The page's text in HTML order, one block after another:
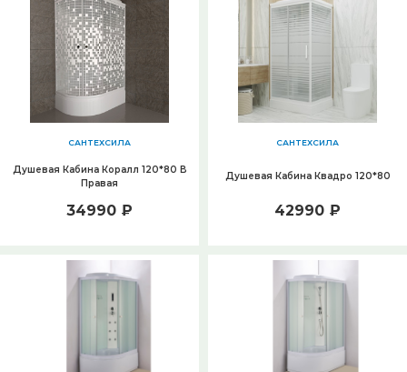
САНТЕХСИЛА
Душевая Кабина Коралл 120*80 В
Правая
34990 ₽
САНТЕХСИЛА
Душевая Кабина Квадро 120*80
42990 ₽